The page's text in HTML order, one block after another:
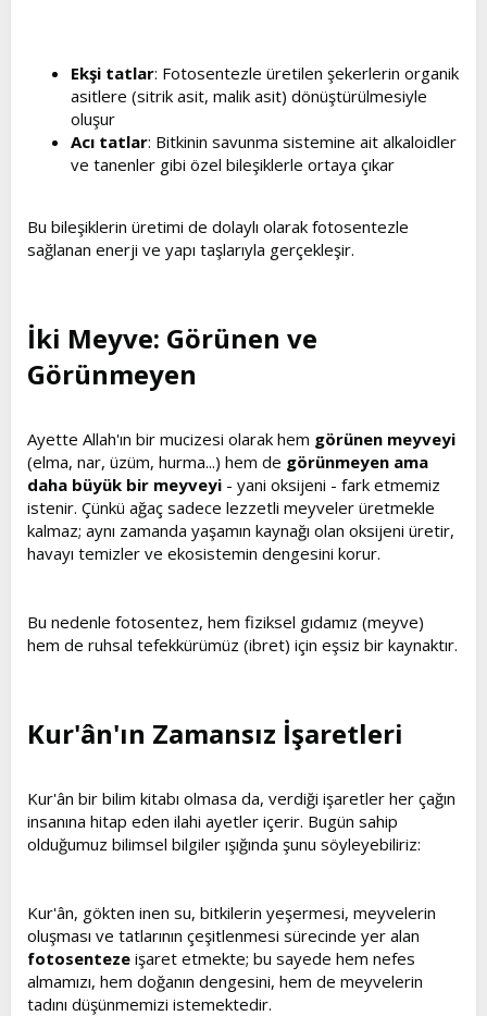
Ekşi tatlar: Fotosentezle üretilen şekerlerin organik
asitlere (sitrik asit, malik asit) dönüştürülmesiyle
oluşur
Acı tatlar: Bitkinin savunma sistemine ait alkaloidler
ve tanenler gibi özel bileşiklerle ortaya çıkar
Bu bileşiklerin üretimi de dolaylı olarak fotosentezle
sağlanan enerji ve yapı taşlarıyla gerçekleşir.
İki Meyve: Görünen ve
Görünmeyen​
Ayette Allah'ın bir mucizesi olarak hem görünen meyveyi
(elma, nar, üzüm, hurma...) hem de görünmeyen ama
daha büyük bir meyveyi - yani oksijeni - fark etmemiz
istenir. Çünkü ağaç sadece lezzetli meyveler üretmekle
kalmaz; aynı zamanda yaşamın kaynağı olan oksijeni üretir,
havayı temizler ve ekosistemin dengesini korur.
Bu nedenle fotosentez, hem fiziksel gıdamız (meyve)
hem de ruhsal tefekkürümüz (ibret) için eşsiz bir kaynaktır.
Kur'ân'ın Zamansız İşaretleri​
Kur'ân bir bilim kitabı olmasa da, verdiği işaretler her çağın
insanına hitap eden ilahi ayetler içerir. Bugün sahip
olduğumuz bilimsel bilgiler ışığında şunu söyleyebiliriz:
Kur'ân, gökten inen su, bitkilerin yeşermesi, meyvelerin
oluşması ve tatlarının çeşitlenmesi sürecinde yer alan
fotosenteze işaret etmekte; bu sayede hem nefes
almamızı, hem doğanın dengesini, hem de meyvelerin
tadını düşünmemizi istemektedir.